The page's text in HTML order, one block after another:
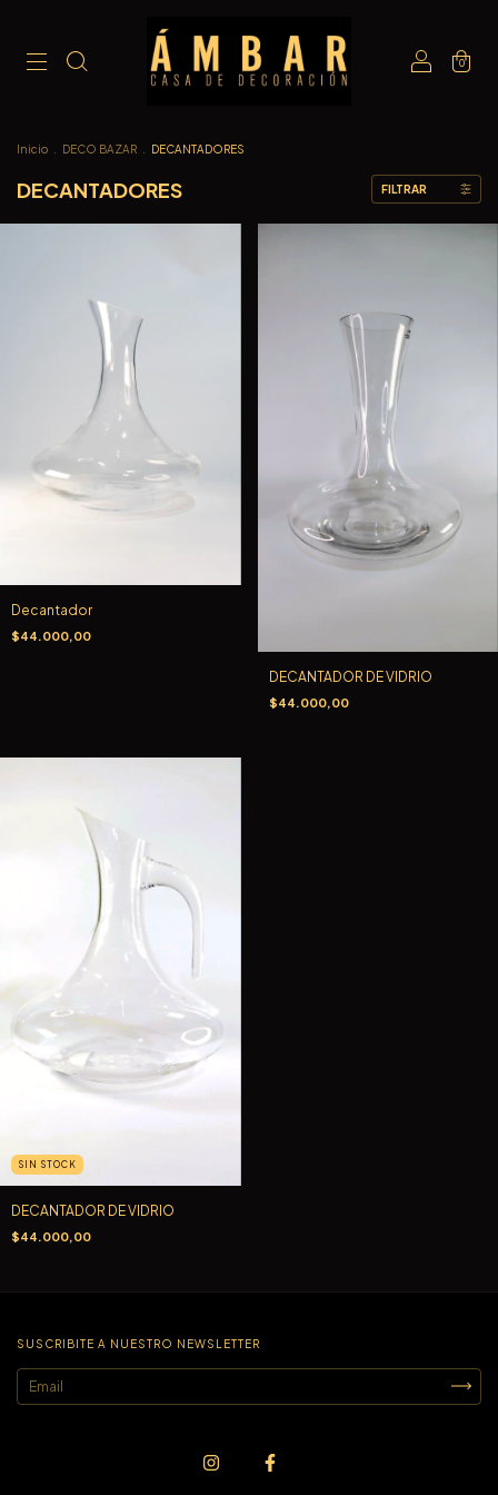
0
Inicio DECO BAZAR DECANTADORES
DECANTADORES FILTRAR
Decantador
$44.000,00
DECANTADOR DE VIDRIO
$44.000,00
SIN STOCK
DECANTADOR DE VIDRIO
$44.000,00
SUSCRIBITE A NUESTRO NEWSLETTER